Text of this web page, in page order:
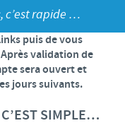
DU
c’est rapide …
puis de vous
validation de
sera ouvert et
jours suivants.
SIMPLE…